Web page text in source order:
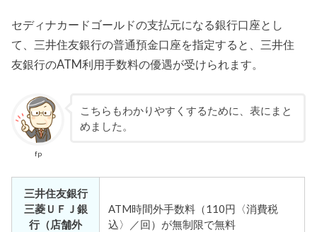
セディナカードゴールドの支払元になる銀行口座とし
て、三井住友銀行の普通預金口座を指定すると、三井住
友銀行のATM利用手数料の優遇が受けられます。
fp
こちらもわかりやすくするために、表にまと
めました。
三井住友銀行
三菱ＵＦＪ銀
行（店舗外
ATM時間外手数料（110円〈消費税
込〉／回）が無制限で無料